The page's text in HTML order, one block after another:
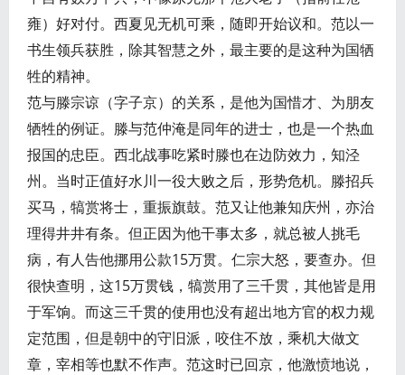
雍）好对付。西夏见无机可乘，随即开始议和。范以一
书生领兵获胜，除其智慧之外，最主要的是这种为国牺
牲的精神。
范与滕宗谅（字子京）的关系，是他为国惜才、为朋友
牺牲的例证。滕与范仲淹是同年的进士，也是一个热血
报国的忠臣。西北战事吃紧时滕也在边防效力，知泾
州。当时正值好水川一役大败之后，形势危机。滕招兵
买马，犒赏将士，重振旗鼓。范又让他兼知庆州，亦治
理得井井有条。但正因为他干事太多，就总被人挑毛
病，有人告他挪用公款15万贯。仁宗大怒，要查办。但
很快查明，这15万贯钱，犒赏用了三千贯，其他皆是用
于军饷。而这三千贯的使用也没有超出地方官的权力规
定范围，但是朝中的守旧派，咬住不放，乘机大做文
章，宰相等也默不作声。范这时已回京，他激愤地说，